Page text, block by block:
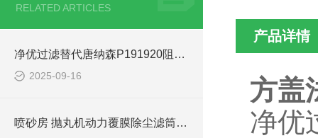
RELATED ARTICLES
净优过滤替代唐纳森P191920阻燃椭圆除尘滤筒
2025-09-16
喷砂房 抛丸机动力覆膜除尘滤筒 助理环保达标
产品详情
方盖
净优